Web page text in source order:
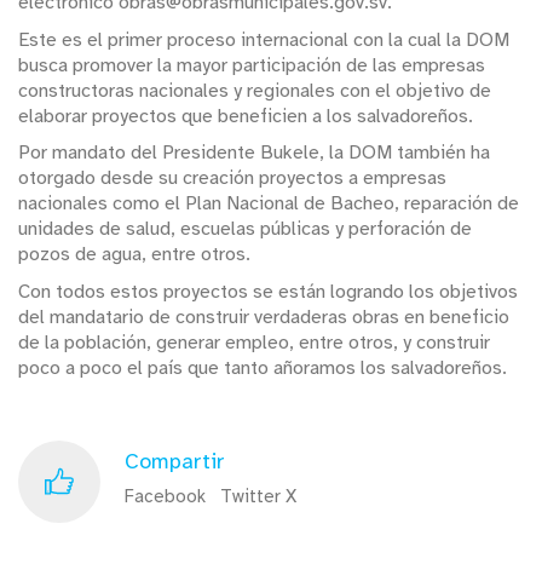
Este es el primer proceso internacional con la cual la DOM
busca promover la mayor participación de las empresas
constructoras nacionales y regionales con el objetivo de
elaborar proyectos que beneficien a los salvadoreños.
Por mandato del Presidente Bukele, la DOM también ha
otorgado desde su creación proyectos a empresas
nacionales como el Plan Nacional de Bacheo, reparación de
unidades de salud, escuelas públicas y perforación de
pozos de agua, entre otros.
Con todos estos proyectos se están logrando los objetivos
del mandatario de construir verdaderas obras en beneficio
de la población, generar empleo, entre otros, y construir
poco a poco el país que tanto añoramos los salvadoreños.
Compartir
Facebook Twitter X